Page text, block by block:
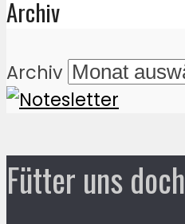
Archiv
Archiv
Fütter uns doch